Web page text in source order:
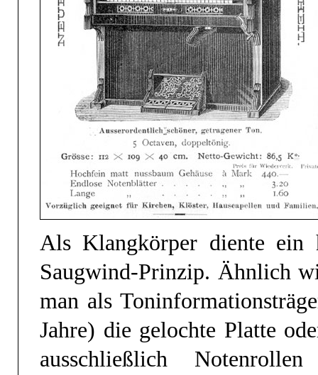
Als Klangkörper diente ein
Saugwind-Prinzip. Ähnlich
man als
Jahre) die gelochte Platte
ausschließlich